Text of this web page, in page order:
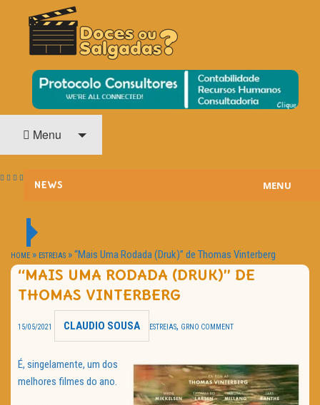
DOCES OU SALGADAS?
O Cinema? Uma Paixão!!
Menu
NEWS
PASSATEMPOS
HOME CINEMA
NOTA PESSOAL
TRAILER DO DIA
Política de Privacidade
MENU
HOME » ESTREIAS »“Mais Uma Rodada (Druk)” de Thomas Vinterberg
“MAIS UMA RODADA (DRUK)” DE
THOMAS VINTERBERG
15/05/2021 CLAUDIO SOUSA ESTREIAS, GRNO COMMENT
É, singelamente, um dos
melhores filmes do ano.